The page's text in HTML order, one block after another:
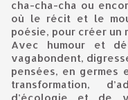
cha-cha-cha ou
où le récit et le
poésie, pour créer un
Avec humour et
vagabondent,
pensées, en germes
transformation,